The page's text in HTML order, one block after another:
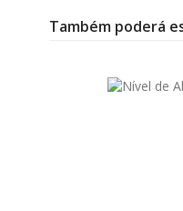
Também poderá